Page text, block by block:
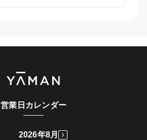
営業日カレンダー
2026年8月